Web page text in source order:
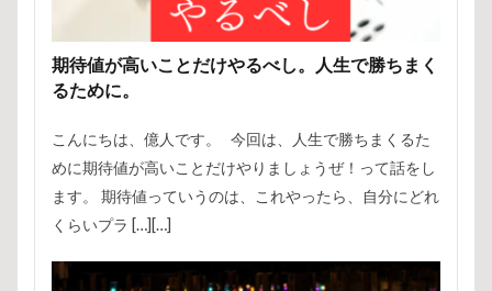
期待値が高いことだけやるべし。人生で勝ちまく
るために。
こんにちは、億人です。 今回は、人生で勝ちまくるた
めに期待値が高いことだけやりましょうぜ！って話をし
ます。 期待値っていうのは、これやったら、自分にどれ
くらいプラ […][…]